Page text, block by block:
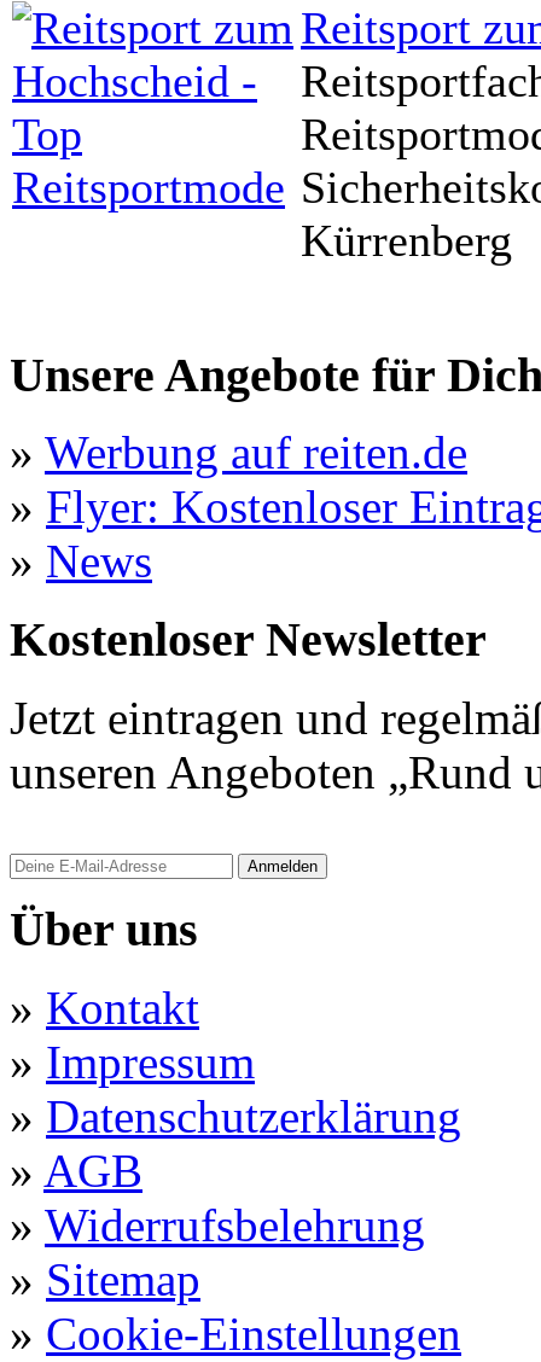
Reitsport
Kürrenberg
Unsere Angebote für
» Werbung auf reiten.de
» Flyer: Kostenloser
» News
Kostenloser Newsletter
Jetzt eintragen und
unseren Angeboten „Rund
Anmelden
Über uns
» Kontakt
» Impressum
» Datenschutzerklärung
» AGB
» Widerrufsbelehrung
» Sitemap
» Cookie-Einstellungen